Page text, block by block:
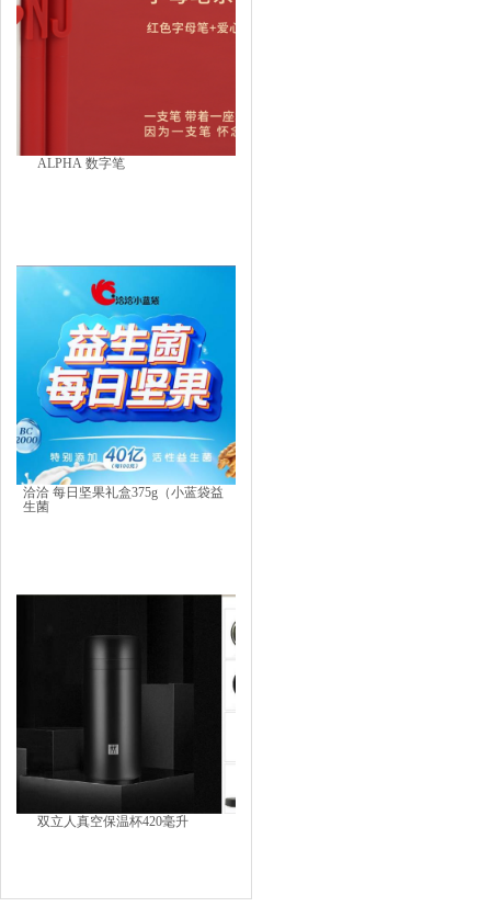
ALPHA 数字笔
洽洽 每日坚果礼盒375g（小蓝袋益
生菌
双立人真空保温杯420毫升